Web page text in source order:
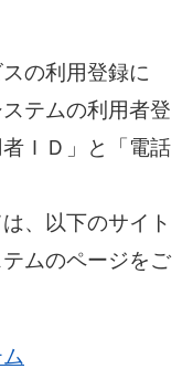
の利用登録に
テムの利用者登
ＩＤ」と「電話
、以下のサイト
ムのページをご